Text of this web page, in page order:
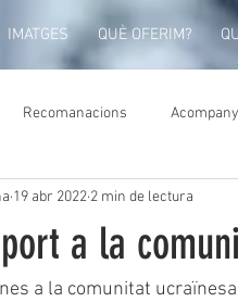
IMATGES QUÈ OFERIM?
Recomanacions
a la
19 abr 2022 2 min de lectura
a la comunitat